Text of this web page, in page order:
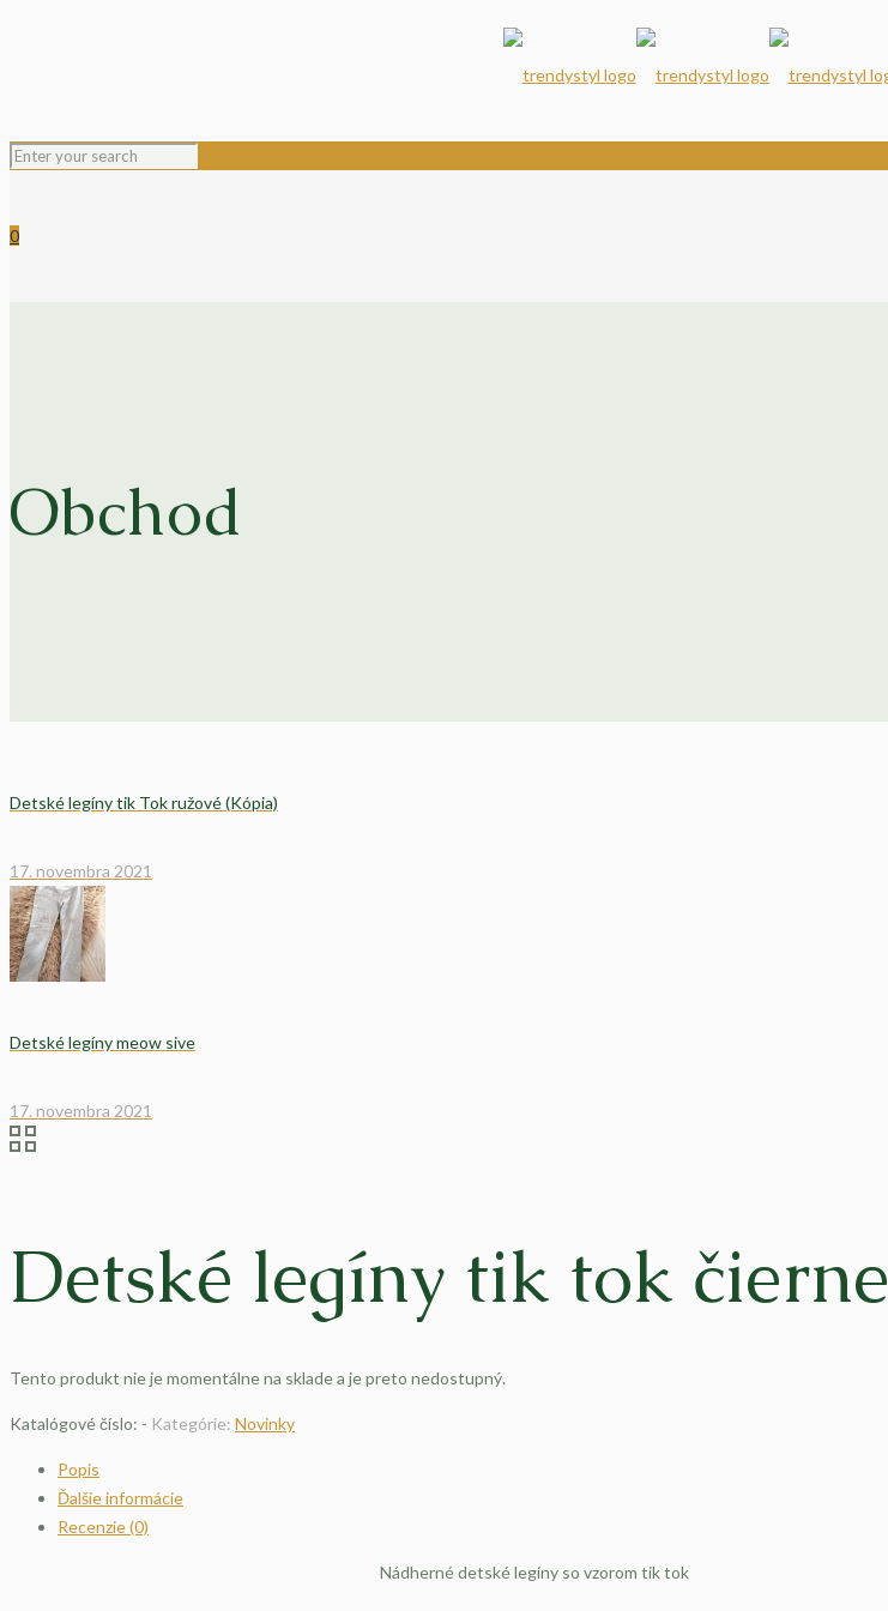
0
Obchod
Detské legíny tik Tok ružové (Kópia)
17. novembra 2021
Detské legíny meow sive
17. novembra 2021
Detské legíny tik tok čierne
Tento produkt nie je momentálne na sklade a je preto nedostupný.
Katalógové číslo: - Kategórie: Novinky
Popis
Ďalšie informácie
Recenzie (0)
Nádherné detské legíny so vzorom tik tok